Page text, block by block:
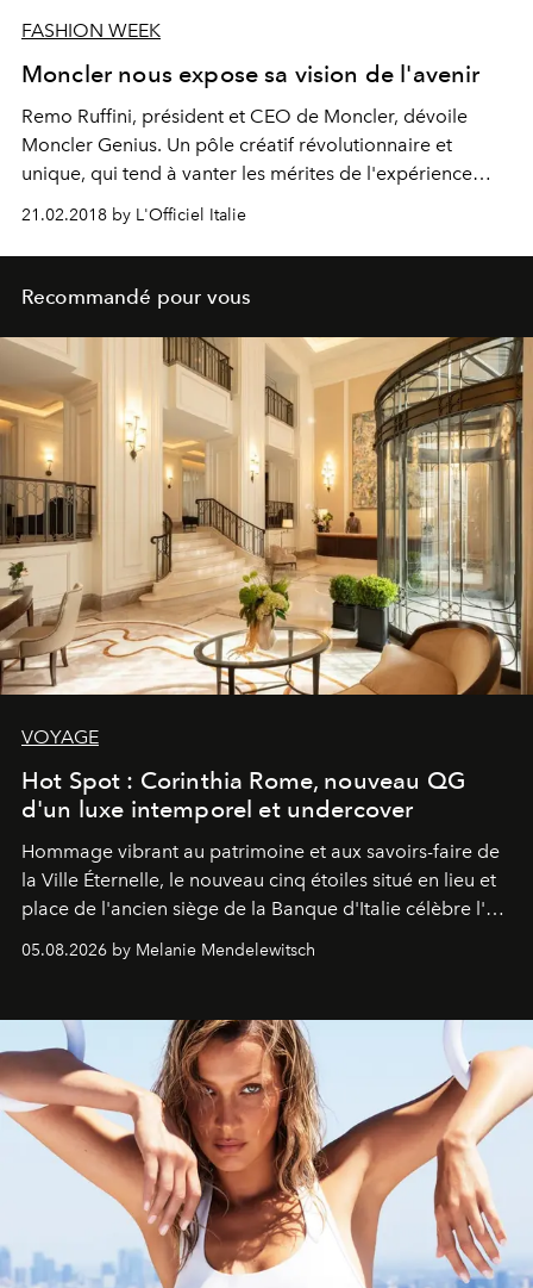
FASHION WEEK
Moncler nous expose sa vision de l'avenir
Remo Ruffini, président et CEO de Moncler, dévoile
Moncler Genius. Un pôle créatif révolutionnaire et
unique, qui tend à vanter les mérites de l'expérience
artistique axée mode.
21.02.2018 by L'Officiel Italie
Recommandé pour vous
VOYAGE
Hot Spot : Corinthia Rome, nouveau QG
d'un luxe intemporel et undercover
Hommage vibrant au patrimoine et aux savoirs-faire de
la Ville Éternelle, le nouveau cinq étoiles situé en lieu et
place de l'ancien siège de la Banque d'Italie célèbre l'art
de vivre Romain dans toute son élégance intemporelle.
05.08.2026 by Melanie Mendelewitsch